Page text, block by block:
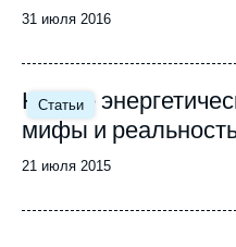
Date
publication
31 июля 2016
Статьи
Новые
мифы и
Date
publication
21 июля 2015